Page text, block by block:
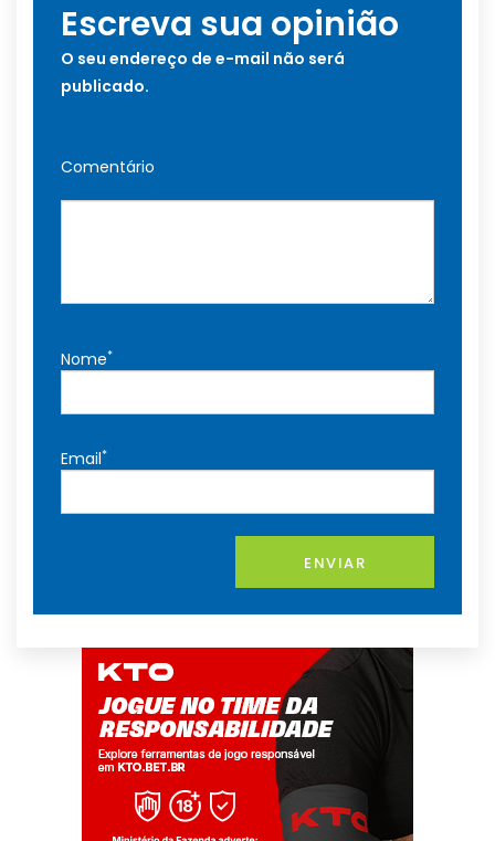
Escreva sua opinião
O seu endereço de e-mail não será
publicado.
Comentário
Nome*
Email*
ENVIAR